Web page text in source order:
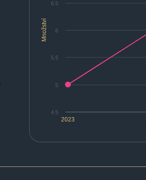
Množství
2023
4.5
5
5.5
6
6.5